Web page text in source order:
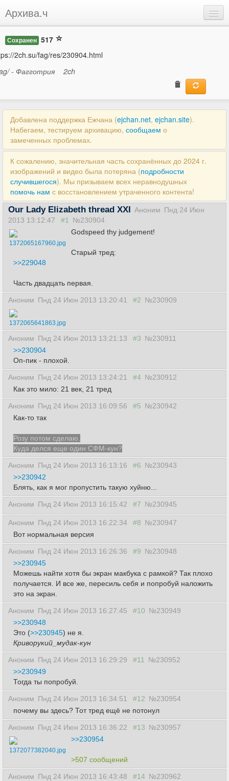
Архива.ч
Войти
Сохранен 517
2ch.su/fag/res/230904.html
- Фагготрия
2ch
Добавлена поддержка Ежчана (ejchan.net, ejchan.site).
Набегаем, тестируем архивацию, сообщаем о
замеченных проблемах.
К сожалению, значительная часть сохранённых до 2024 г.
изображений и видео была потеряна (подробности
случившегося). Мы призываем всех неравнодушных
помочь нам с восстановлением утраченного контента!
Our Lady Elizabeth thread XXI Аноним Пнд 24 Июн
2013 13:12:47
#1 №230904
1372065167960.jpg
Godspeed thy judgement!
Старый тред:
>>229048
Часть двадцать первая.
Аноним Пнд 24 Июн 2013 13:20:41 #2 №230909
1372065641863.jpg
Аноним Пнд 24 Июн 2013 13:21:13 #3 №230911
>>230904
Оп-пик - плохой.
Аноним Пнд 24 Июн 2013 13:24:21 #4 №230912
Как это мило: 21 век, 21 тред
Аноним Пнд 24 Июн 2013 16:09:56 #5 №230942
Как-то так
Розу потом сделаю.
Куда делся еще один СФМ-кун?
Аноним Пнд 24 Июн 2013 16:13:16 #6 №230943
>>230942
Блять, как я мог пропустить такую хуйню...
Аноним Пнд 24 Июн 2013 16:15:42 #7 №230945
Аноним Пнд 24 Июн 2013 16:22:34 #8 №230947
Вот нормальная версия
Аноним Пнд 24 Июн 2013 16:26:36 #9 №230948
>>230945
Можешь найти хотя бы экран макбука с рамкой? Так плохо
получается. И все же, пересиль себя и попробуй наложить
это на экран.
Аноним Пнд 24 Июн 2013 16:27:45 #10 №230949
>>230948
Это (>>230945) не я.
Криворукий_мудак-кун
Аноним Пнд 24 Июн 2013 16:29:29 #11
№230952
>>230949
Тогда ты попробуй.
Аноним Пнд 24 Июн 2013 16:34:51 #12 №230954
почему вы здесь? Тот тред ещё не потонул
Аноним Пнд 24 Июн 2013 16:36:22 #13 №230957
1372077382040.jpg
>>230954
>507 сообщений
Аноним Пнд 24 Июн 2013 16:43:48 #14 №230962